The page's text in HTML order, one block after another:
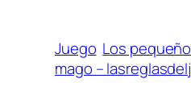
Juego Los
mago –